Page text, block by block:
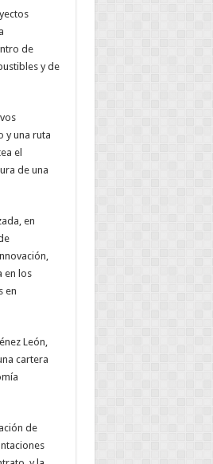
de
y de
y una ruta
el
de una
en
en los
en
León,
cartera
de